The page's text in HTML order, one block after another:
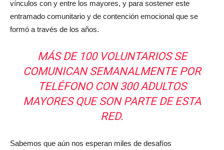
vínculos con y entre los mayores, y para sostener este
entramado comunitario y de contención emocional que se
formó a través de los años.
MÁS DE 100 VOLUNTARIOS SE
COMUNICAN SEMANALMENTE POR
TELÉFONO CON 300 ADULTOS
MAYORES QUE SON PARTE DE ESTA
RED.
Sabemos que aún nos esperan miles de desafíos